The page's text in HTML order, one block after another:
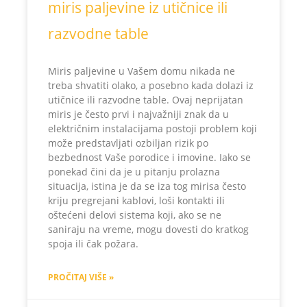
miris paljevine iz utičnice ili
razvodne table
Miris paljevine u Vašem domu nikada ne
treba shvatiti olako, a posebno kada dolazi iz
utičnice ili razvodne table. Ovaj neprijatan
miris je često prvi i najvažniji znak da u
električnim instalacijama postoji problem koji
može predstavljati ozbiljan rizik po
bezbednost Vaše porodice i imovine. Iako se
ponekad čini da je u pitanju prolazna
situacija, istina je da se iza tog mirisa često
kriju pregrejani kablovi, loši kontakti ili
oštećeni delovi sistema koji, ako se ne
saniraju na vreme, mogu dovesti do kratkog
spoja ili čak požara.
PROČITAJ VIŠE »